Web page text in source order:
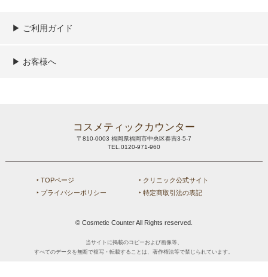
▶︎ ご利用ガイド
ご利用ガイド
決済／配送／送料について
取り扱い商品一覧
顧客情報の取扱について
特定商取引法の表記
▶︎ お客様へ
コスメティックカウンター
〒810-0003 福岡県福岡市中央区春吉3-5-7
TEL.0120-971-960
‣ TOPページ
‣ クリニック公式サイト
‣ プライバシーポリシー
‣ 特定商取引法の表記
© Cosmetic Counter All Rights reserved.
当サイトに掲載のコピーおよび画像等、
すべてのデータを無断で複写・転載することは、著作権法等で禁じられています。